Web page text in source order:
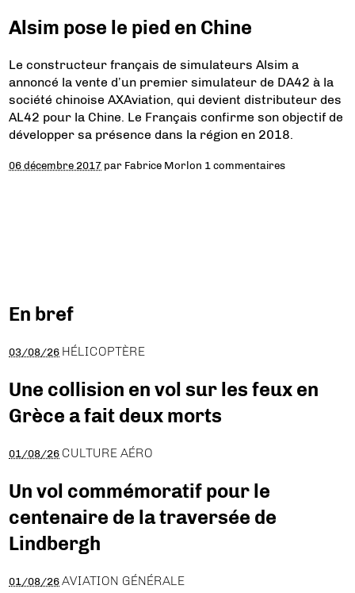
Alsim pose le pied en Chine
Le constructeur français de simulateurs Alsim a
annoncé la vente d’un premier simulateur de DA42 à la
société chinoise AXAviation, qui devient distributeur des
AL42 pour la Chine. Le Français confirme son objectif de
développer sa présence dans la région en 2018.
06 décembre 2017 par Fabrice Morlon 1 commentaires
En bref
03/08/26 HÉLICOPTÈRE
Une collision en vol sur les feux en
Grèce a fait deux morts
01/08/26 CULTURE AÉRO
Un vol commémoratif pour le
centenaire de la traversée de
Lindbergh
01/08/26 AVIATION GÉNÉRALE